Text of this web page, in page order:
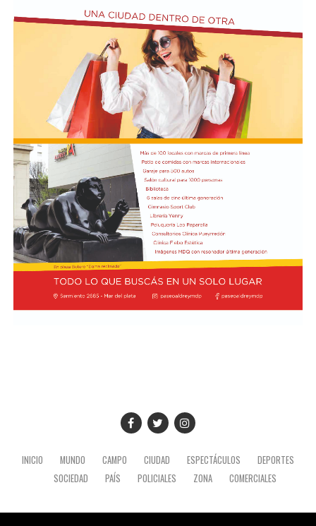
En la conferencia de prensa acompañaron a Bullrich los
presidentes de las comisiones de Asuntos
Constitucionales, Agustín Coto (LLA-Tierra del Fuego),
y de Legislación General, Nadia Márquez (LLA-Neuquén).
FOTO: Bullrich, durante la conferencia de prensa en el
Senado. Rodrigo Néspolo/LA NACIÓN
INICIO MUNDO CAMPO CIUDAD ESPECTÁCULOS
DEPORTES
SOCIEDAD
PAÍS POLICIALES ZONA COMERCIALES